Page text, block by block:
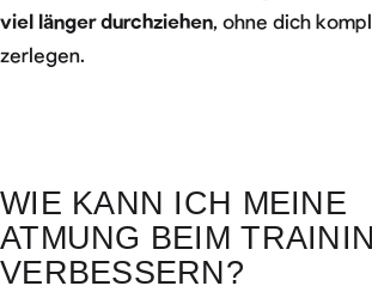
viel länger durchziehen, ohne dich
zerlegen.
WIE KANN ICH MEINE
ATMUNG BEIM
VERBESSERN?